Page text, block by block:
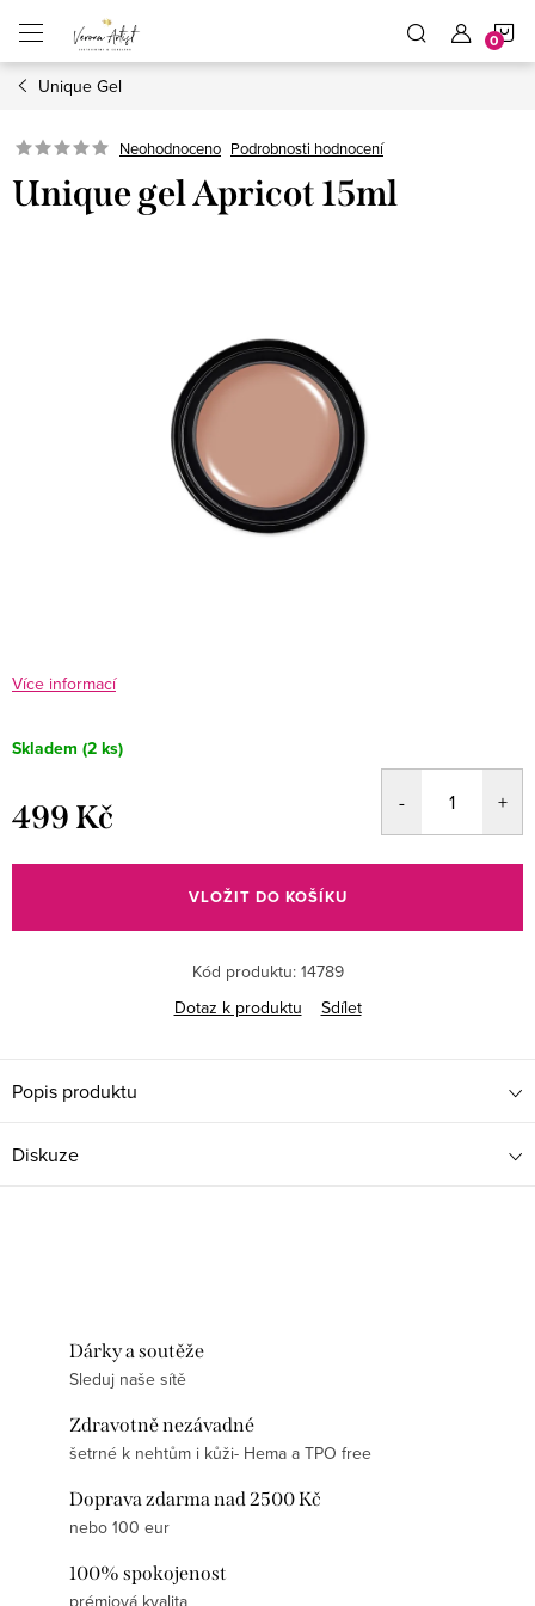
obsah
Unique Gel
Neohodnoceno Podrobnosti hodnocení
Unique gel Apricot 15ml
Více informací
Skladem (2 ks)
499 Kč
cena:
VLOŽIT DO KOŠÍKU
Kód produktu: 14789
Dotaz k produktu
Sdílet
Popis produktu
Diskuze
Dárky a soutěže
Sleduj naše sítě
Zdravotně nezávadné
šetrné k nehtům i kůži- Hema a TPO free
Doprava zdarma nad 2500 Kč
nebo 100 eur
100% spokojenost